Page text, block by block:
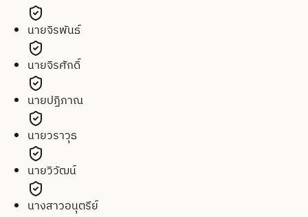
นายจิรพันธ์
นายจิรศักดิ์
นายปฏิภาณ
นายวราวุธ
นายวิวัฒน์
นางสาวอนุตรีย์